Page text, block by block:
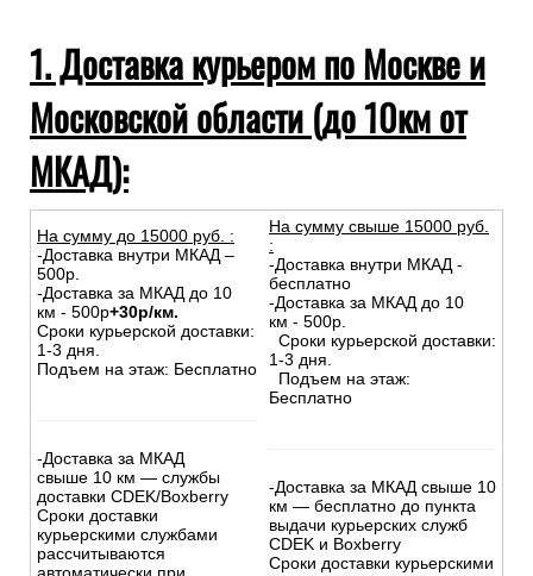
1. Доставка курьером по Москве и
Московской области (до 10км от
МКАД):
На сумму до 15000 руб. :
-Доставка внутри МКАД –
500р.
-Доставка за МКАД до 10
км - 500р+30р/км.
Сроки курьерской доставки:
1-3 дня.
Подъем на этаж: Бесплатно
-Доставка за МКАД
свыше 10 км — службы
доставки CDEK/Boxberry
Сроки доставки
курьерскими службами
рассчитываются
На сумму свыше 15000 руб.
:
-Доставка внутри МКАД -
бесплатно
-Доставка за МКАД до 10
км - 500р.
Сроки курьерской доставки:
1-3 дня.
Подъем на этаж:
Бесплатно
-Доставка за МКАД свыше 10
км — бесплатно до пункта
выдачи курьерских служб
CDEK и Boxberry
Сроки доставки курьерскими